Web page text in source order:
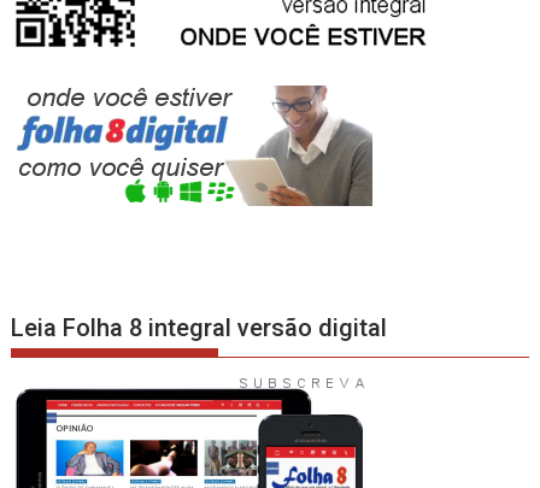
Leia Folha 8 integral versão digital